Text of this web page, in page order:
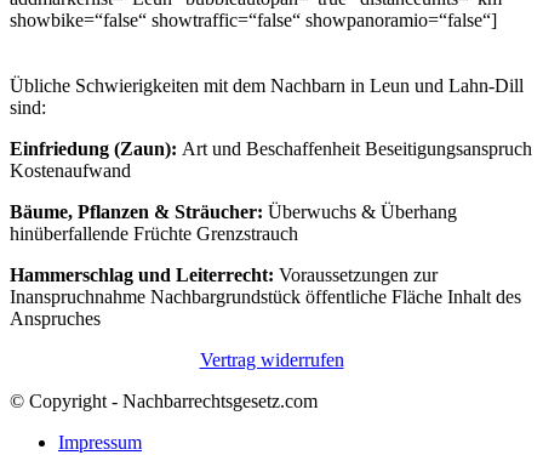
showbike=“false“ showtraffic=“false“ showpanoramio=“false“]
Übliche Schwierigkeiten mit dem Nachbarn in Leun und Lahn-Dill
sind:
Einfriedung (Zaun): Art und Beschaffenheit Beseitigungsanspruch
Kostenaufwand
Bäume, Pflanzen & Sträucher: Überwuchs & Überhang
hinüberfallende Früchte Grenzstrauch
Hammerschlag und Leiterrecht: Voraussetzungen zur
Inanspruchnahme Nachbargrundstück öffentliche Fläche Inhalt des
Anspruches
Vertrag widerrufen
© Copyright - Nachbarrechtsgesetz.com
Impressum